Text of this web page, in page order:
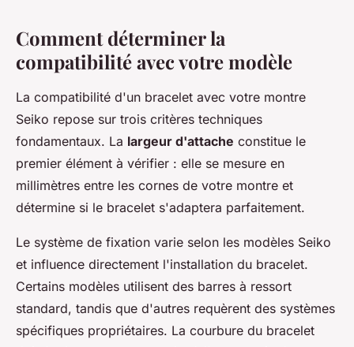
Comment déterminer la
compatibilité avec votre modèle
La compatibilité d'un bracelet avec votre montre
Seiko repose sur trois critères techniques
fondamentaux. La largeur d'attache constitue le
premier élément à vérifier : elle se mesure en
millimètres entre les cornes de votre montre et
détermine si le bracelet s'adaptera parfaitement.
Le système de fixation varie selon les modèles Seiko
et influence directement l'installation du bracelet.
Certains modèles utilisent des barres à ressort
standard, tandis que d'autres requèrent des systèmes
spécifiques propriétaires. La courbure du bracelet